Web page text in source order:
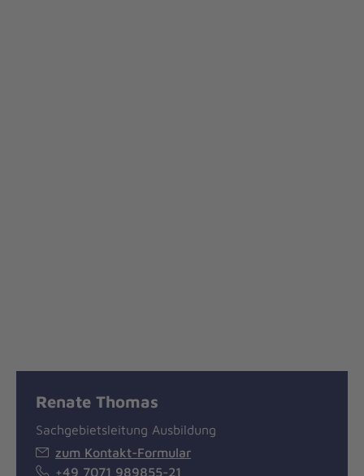
Renate Thomas
Sachgebietsleitung Ausbildung
zum Kontakt-Formular
+49 7071 989855-21